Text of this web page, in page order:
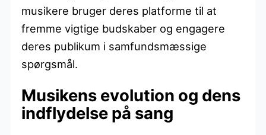
musikere bruger deres platforme til at
fremme vigtige budskaber og engagere
deres publikum i samfundsmæssige
spørgsmål.
Musikens evolution og dens
indflydelse på sang